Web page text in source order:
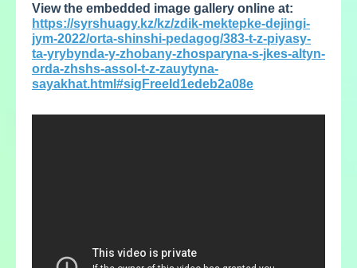
View the embedded image gallery online at:
https://syrshuagy.kz/kz/zdik-mektepke-dejingi-
jym-2022/orta-shinshi-pedagog/383-t-z-piyasy-
ta-yrybynda-y-zhobany-zhosparyna-s-jkes-altyn-
orda-zhshs-assol-t-z-zauytyna-
sayakhat.html#sigFreeId1edeb2a08e